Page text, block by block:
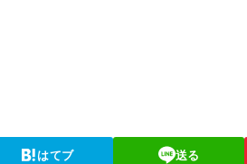
はてブ 送る